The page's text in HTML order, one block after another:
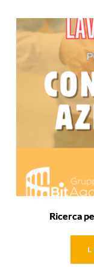
Ricerca